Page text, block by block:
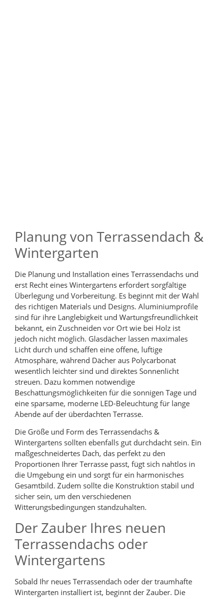
Planung von Terrassendach &
Wintergarten
Die Planung und Installation eines Terrassendachs und
erst Recht eines Wintergartens erfordert sorgfältige
Überlegung und Vorbereitung. Es beginnt mit der Wahl
des richtigen Materials und Designs. Aluminiumprofile
sind für ihre Langlebigkeit und Wartungsfreundlichkeit
bekannt, ein Zuschneiden vor Ort wie bei Holz ist
jedoch nicht möglich. Glasdächer lassen maximales
Licht durch und schaffen eine offene, luftige
Atmosphäre, während Dächer aus Polycarbonat
wesentlich leichter sind und direktes Sonnenlicht
streuen. Dazu kommen notwendige
Beschattungsmöglichkeiten für die sonnigen Tage und
eine sparsame, moderne LED-Beleuchtung für lange
Abende auf der überdachten Terrasse.
Die Größe und Form des Terrassendachs &
Wintergartens sollten ebenfalls gut durchdacht sein. Ein
maßgeschneidertes Dach, das perfekt zu den
Proportionen Ihrer Terrasse passt, fügt sich nahtlos in
die Umgebung ein und sorgt für ein harmonisches
Gesamtbild. Zudem sollte die Konstruktion stabil und
sicher sein, um den verschiedenen
Witterungsbedingungen standzuhalten.
Der Zauber Ihres neuen
Terrassendachs oder
Wintergartens
Sobald Ihr neues Terrassendach oder der traumhafte
Wintergarten installiert ist, beginnt der Zauber. Die